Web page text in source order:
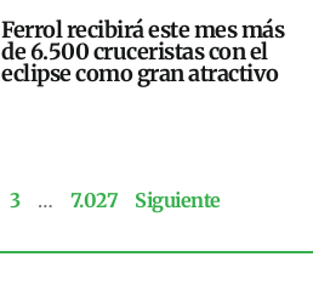
Ferrol recibirá este mes más
de 6.500 cruceristas con el
eclipse como gran atractivo
3 … 7.027 Siguiente